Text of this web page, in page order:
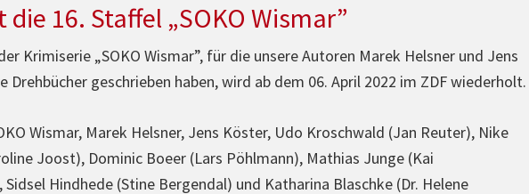
die 16. Staffel „SOKO Wismar”
Kri­mi­se­rie „SOKO Wismar”, für die unsere Autoren Marek Helsner und Jens
Dreh­bü­cher geschrie­ben haben, wird ab dem 06. April 2022 im ZDF wiederholt.